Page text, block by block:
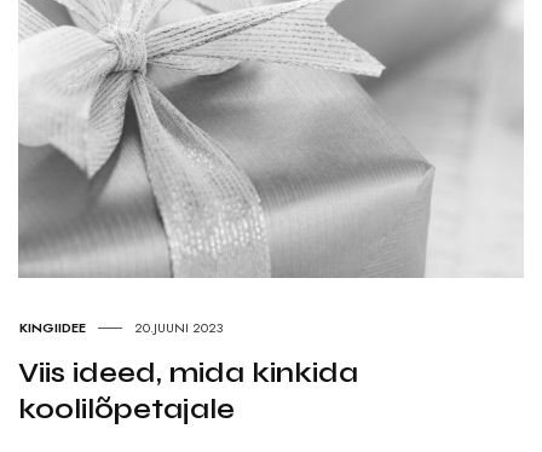
KINGIIDEE 20.JUUNI 2023
Viis ideed, mida kinkida
koolilõpetajale